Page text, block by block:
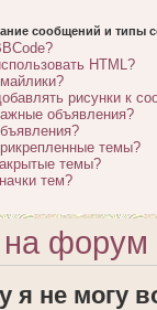
сообщений и типы
HTML?
рисунки к
объявления?
темы?
темы?
тем?
форум
я не могу